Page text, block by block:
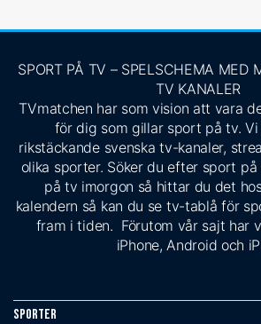
SPORT PÅ TV – SPELSCHEMA MED
TV KANALER
TVmatchen har som vision att vara
för dig som gillar sport på tv.
rikstäckande svenska tv-kanaler,
olika sporter. Söker du efter sport
på tv imorgon så hittar du det
kalendern så kan du se tv-tablå för
fram i tiden. Förutom vår sajt har
iPhone, Android och
Sporter